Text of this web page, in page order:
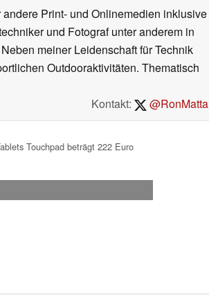
Print- und Onlinemedien inklusive
und Fotograf unter anderem in
meiner Leidenschaft für Technik
Outdooraktivitäten. Thematisch
Kontakt:
@RonMatta
Touchpad beträgt 222 Euro